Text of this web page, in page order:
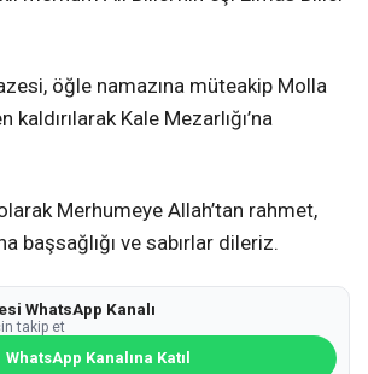
öğle namazına müteakip Molla
kaldırılarak Kale Mezarlığı’na
Merhumeye Allah’tan rahmet,
başsağlığı ve sabırlar dileriz.
WhatsApp Kanalı
takip et
WhatsApp Kanalına Katıl